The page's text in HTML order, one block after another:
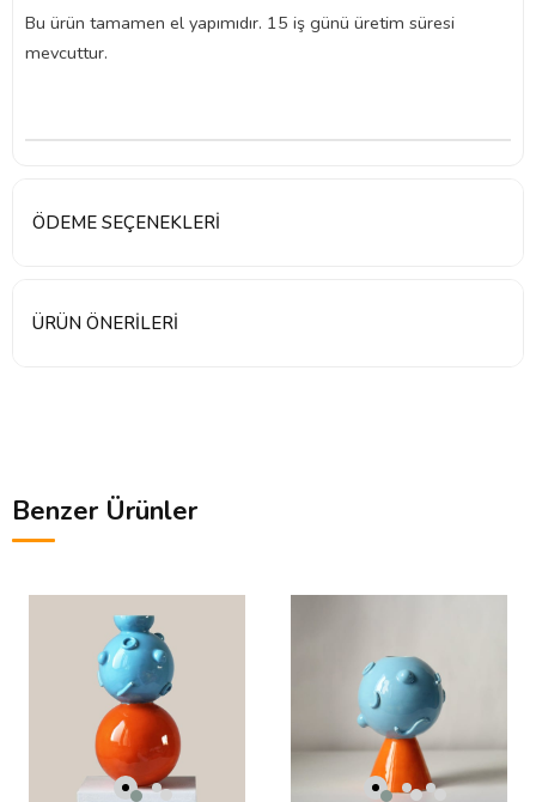
Bu ürün tamamen el yapımıdır. 15 iş günü üretim süresi
mevcuttur.
ÖDEME SEÇENEKLERI
ÜRÜN ÖNERILERI
Benzer Ürünler